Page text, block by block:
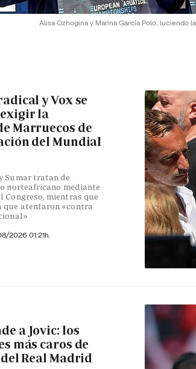
Alisa Ozhogina y Marina García Polo, luciendo
y Vox se
la
Marruecos de
del Mundial
Sumar tratan de
norteafricano mediante
Congreso, mientras que
que atentaron «contra
2026 01:21h.
a Jovic: los
más caros de
Real Madrid